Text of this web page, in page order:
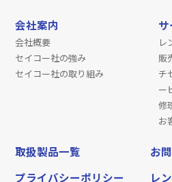
会社案内
会社概要
セイコー社の強み
セイコー社の取り組み
レ
販
チ
ー
修
お
取扱製品一覧
お
プライバシーポリシー
レ